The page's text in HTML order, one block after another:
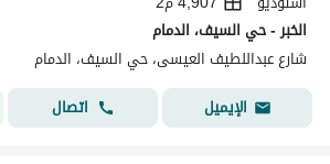
الخبر - حي السيف، الدمام
شارع عبداللطيف العيسى، حي السيف، الدمام
الإيميل
اتصال